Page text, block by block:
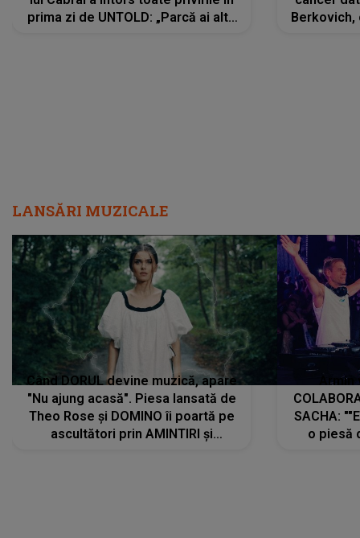
prima zi de UNTOLD: „Parcă ai altă
LANSĂRI MUZICALE
Când DORUL devine muzică, apare
"Nu ajung acasă". Piesa lansată de
Theo Rose și DOMINO îi poartă pe
ascultători prin AMINTIRI și
SACHA:
o piesă